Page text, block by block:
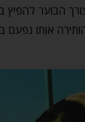
הבוער להפיץ
אותו נפעם